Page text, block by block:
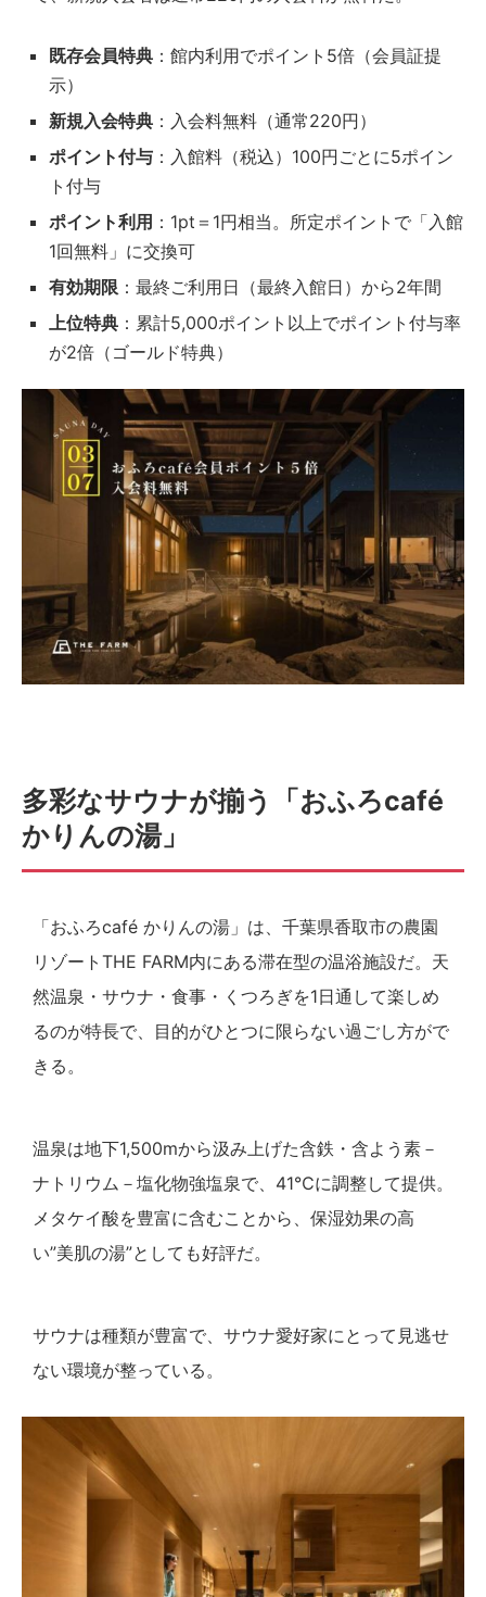
既存会員特典 ：館内利用でポイント5倍（会員証提
示）
新規入会特典 ：入会料無料（通常220円）
ポイント付与 ：入館料（税込）100円ごとに5ポイン
ト付与
ポイント利用 ：1pt＝1円相当。所定ポイントで「入館
1回無料」に交換可
有効期限 ：最終ご利用日（最終入館日）から2年間
上位特典 ：累計5,000ポイント以上でポイント付与率
が2倍（ゴールド特典）
多彩なサウナが揃う「おふろcafé
かりんの湯」
「おふろcafé かりんの湯」は、千葉県香取市の農園
リゾートTHE FARM内にある滞在型の温浴施設だ。天
然温泉・サウナ・食事・くつろぎを1日通して楽しめ
るのが特長で、目的がひとつに限らない過ごし方がで
きる。
温泉は地下1,500mから汲み上げた含鉄・含よう素－
ナトリウム－塩化物強塩泉で、41℃に調整して提供。
メタケイ酸を豊富に含むことから、保湿効果の高
い”美肌の湯”としても好評だ。
サウナは種類が豊富で、サウナ愛好家にとって見逃せ
ない環境が整っている。